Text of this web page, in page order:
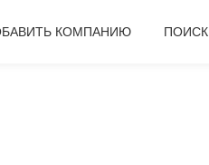
КОМПАНИЮ ПОИСК